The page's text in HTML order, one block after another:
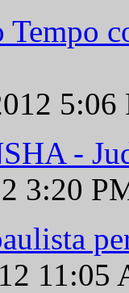
-
3:20